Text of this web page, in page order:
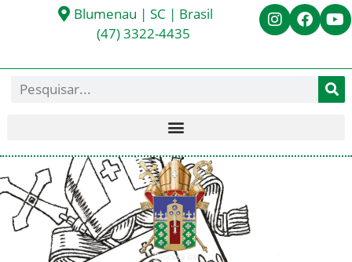
Blumenau | SC | Brasil
(47) 3322-4435